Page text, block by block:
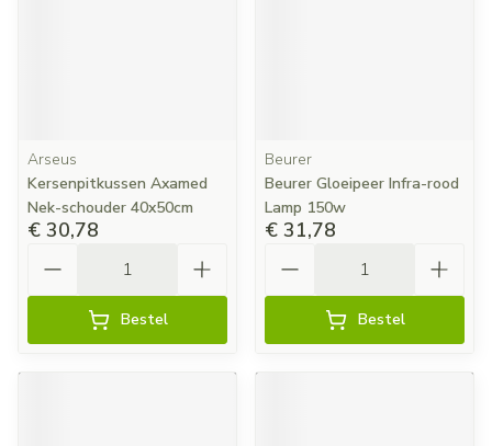
Arseus
Kersenpitkussen Axamed
Nek-schouder 40x50cm
€ 30,78
Bestel
Beurer
Beurer Gloeipeer Infra-rood
Lamp 150w
€ 31,78
Bestel